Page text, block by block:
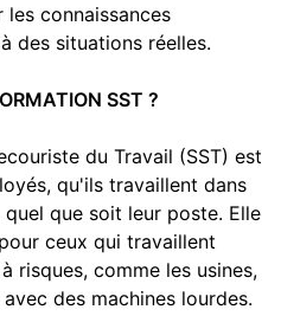
connaissances
des situations réelles.
SST ?
du Travail (SST) est
qu'ils travaillent dans
que soit leur poste. Elle
ceux qui travaillent
risques, comme les usines,
des machines lourdes.